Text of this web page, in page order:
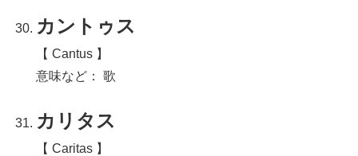
カントゥス
【 Cantus 】
意味など： 歌
カリタス
【 Caritas 】